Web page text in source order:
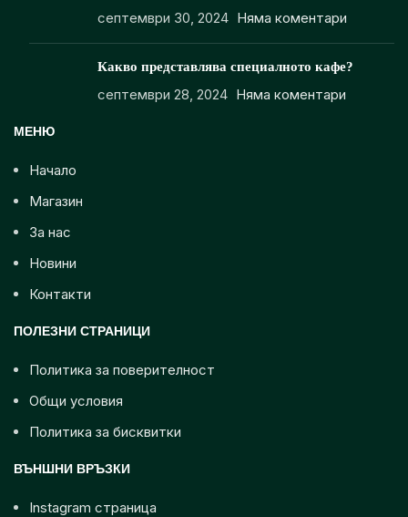
септември 30, 2024 Няма коментари
Какво представлява специалното кафе?
септември 28, 2024 Няма коментари
МЕНЮ
Начало
Магазин
За нас
Новини
Контакти
ПОЛЕЗНИ СТРАНИЦИ
Политика за поверителност
Общи условия
Политика за бисквитки
ВЪНШНИ ВРЪЗКИ
Instagram страница